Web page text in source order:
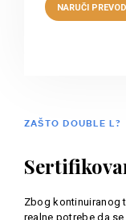
ZAŠTO DOUBLE L?
Zbog kontinuiranog
realne potrebe da